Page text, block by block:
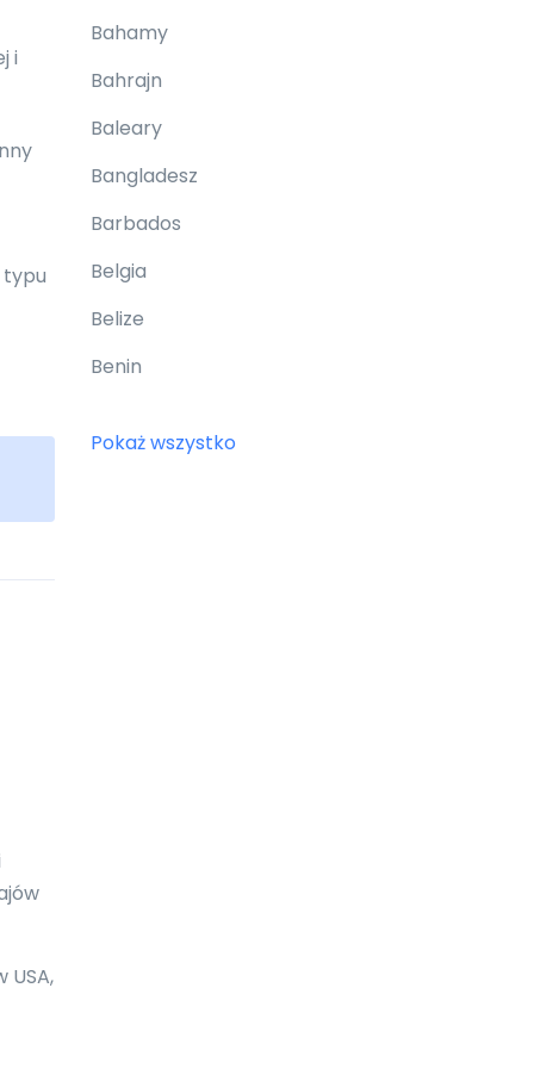
i
typu
USA,
Bahamy
Bahrajn
Baleary
Bangladesz
Barbados
Belgia
Belize
Benin
Pokaż wszystko